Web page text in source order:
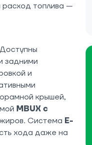
расход топлива —
задними
и
крышей,
MBUX с
Система E-
хода даже на